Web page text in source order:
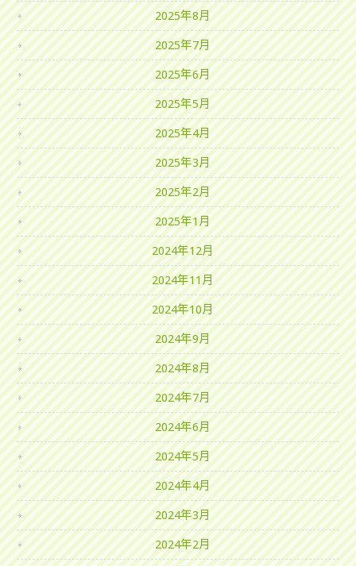
2025年8月
2025年7月
2025年6月
2025年5月
2025年4月
2025年3月
2025年2月
2025年1月
2024年12月
2024年11月
2024年10月
2024年9月
2024年8月
2024年7月
2024年6月
2024年5月
2024年4月
2024年3月
2024年2月